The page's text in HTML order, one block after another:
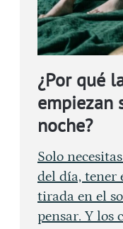
¿Por qué
empiezan
noche?
Solo
del día, tener
tirada en el
pensar. Y los